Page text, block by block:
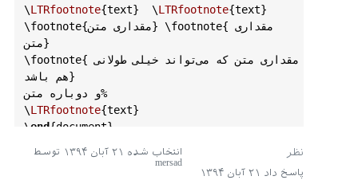
\LTRfootnote{text}  \LTRfootnote{text}
\footnote {مقداری متن} \footnote{مقداری
متن}
\footnote{مقداری متن که می‌تواند خیلی طولانی
هم باشد}
و دوباره متن%
\LTRfootnote{text}
\end{document
انتخاب شده ۲۱ آبان ۱۳۹۴
توسط
mersad
پاسخ داد
۲۱ آبان ۱۳۹۴